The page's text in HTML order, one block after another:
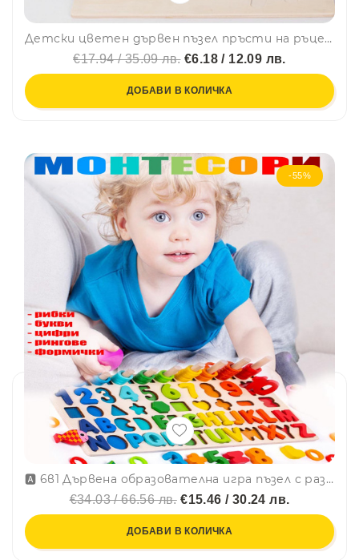
Детски цветен дървен пъзел пръсти на ръцете по метода на МОНТЕСОРИ LCM41, BF23
€17.94 / 35.09 лв.€6.18 / 12.09 лв.
ДОБАВИ В КОЛИЧКА
-55%
🅰 6в1 Дървена образователна игра пъзел с различни елементи МОНТЕСОРИ - дъска с рибки, рингове, формички, цифри и букви CSDW-018
€34.03 / 66.56 лв.€15.46 / 30.24 лв.
ДОБАВИ В КОЛИЧКА